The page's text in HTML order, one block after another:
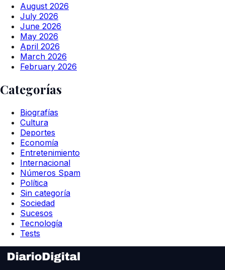
August 2026
July 2026
June 2026
May 2026
April 2026
March 2026
February 2026
Categorías
Biografías
Cultura
Deportes
Economía
Entretenimiento
Internacional
Números Spam
Política
Sin categoría
Sociedad
Sucesos
Tecnología
Tests